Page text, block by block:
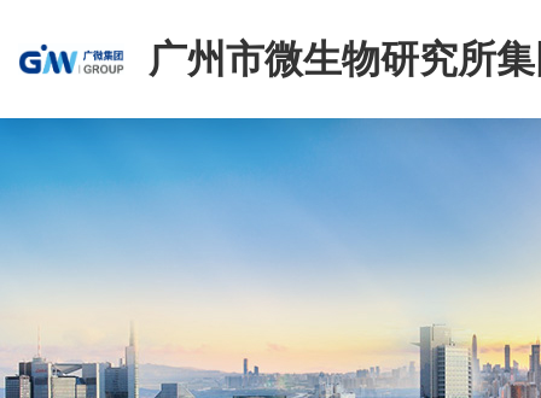
广州市微生物研究所
有限公司